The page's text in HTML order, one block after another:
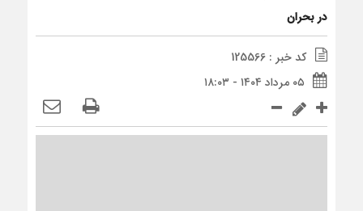
در بحران
کد خبر : 125566
۰۵ مرداد ۱۴۰۴ - ۱۸:۰۳